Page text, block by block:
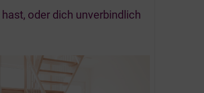
oder dich unverbindlich